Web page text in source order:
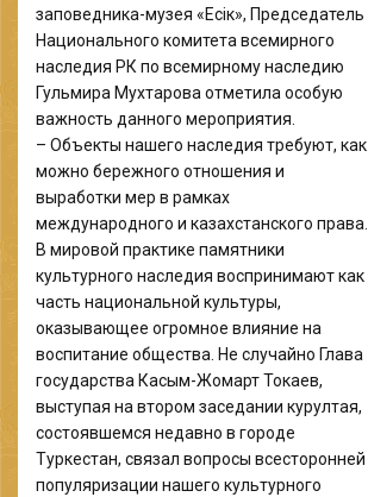
заповедника-музея «Есік», Председатель
Национального комитета всемирного
наследия РК по всемирному наследию
Гульмира Мухтарова отметила особую
важность данного мероприятия.
– Объекты нашего наследия требуют, как
можно бережного отношения и
выработки мер в рамках
международного и казахстанского права.
В мировой практике памятники
культурного наследия воспринимают как
часть национальной культуры,
оказывающее огромное влияние на
воспитание общества. Не случайно Глава
государства Касым-Жомарт Токаев,
выступая на втором заседании курултая,
состоявшемся недавно в городе
Туркестан, связал вопросы всесторонней
популяризации нашего культурного